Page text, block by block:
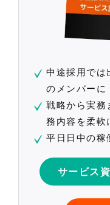
中途採用では
のメンバーに
戦略から実務
務内容を柔軟
平日日中の稼
サービス